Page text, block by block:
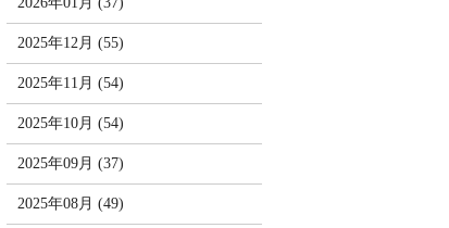
2025年12月 (55)
2025年11月 (54)
2025年10月 (54)
2025年09月 (37)
2025年08月 (49)